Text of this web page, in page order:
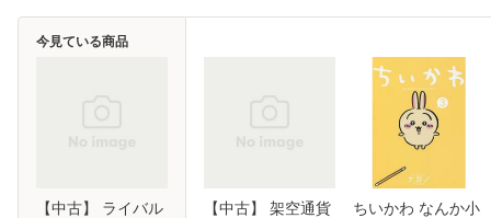
【中古】 ライバル
今見ている商品
【中古】 架空通貨
ちいかわ なんか小